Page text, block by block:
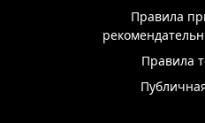
Правила
Правила